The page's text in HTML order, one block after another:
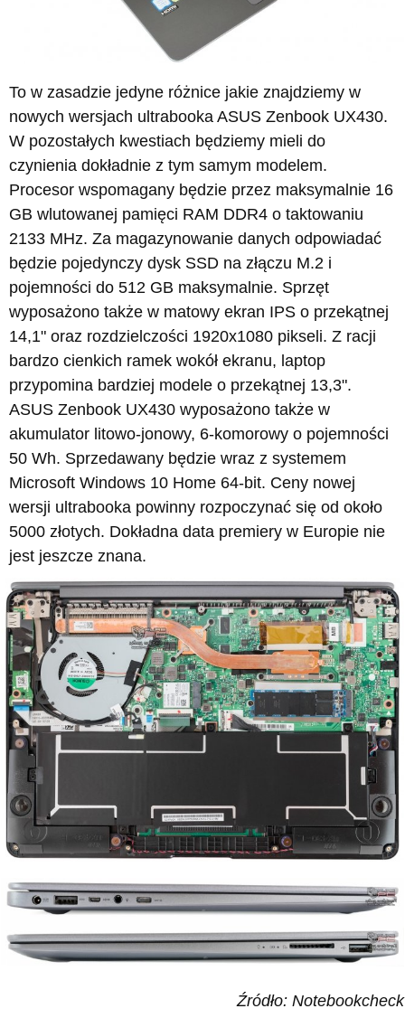
To w zasadzie jedyne różnice jakie znajdziemy w
nowych wersjach ultrabooka ASUS Zenbook UX430.
W pozostałych kwestiach będziemy mieli do
czynienia dokładnie z tym samym modelem.
Procesor wspomagany będzie przez maksymalnie 16
GB wlutowanej pamięci RAM DDR4 o taktowaniu
2133 MHz. Za magazynowanie danych odpowiadać
będzie pojedynczy dysk SSD na złączu M.2 i
pojemności do 512 GB maksymalnie. Sprzęt
wyposażono także w matowy ekran IPS o przekątnej
14,1" oraz rozdzielczości 1920x1080 pikseli. Z racji
bardzo cienkich ramek wokół ekranu, laptop
przypomina bardziej modele o przekątnej 13,3".
ASUS Zenbook UX430 wyposażono także w
akumulator litowo-jonowy, 6-komorowy o pojemności
50 Wh. Sprzedawany będzie wraz z systemem
Microsoft Windows 10 Home 64-bit. Ceny nowej
wersji ultrabooka powinny rozpoczynać się od około
5000 złotych. Dokładna data premiery w Europie nie
jest jeszcze znana.
Źródło: Notebookcheck